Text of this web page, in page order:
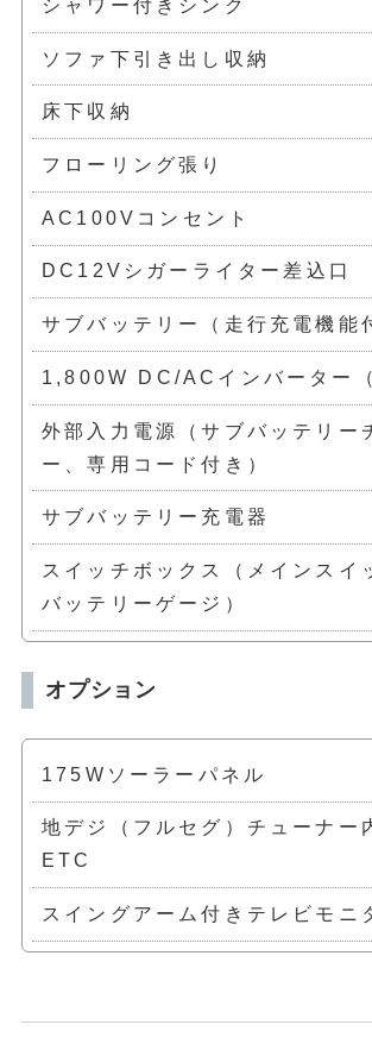
シャワー付きシンク
ソファ下引き出し収納
床下収納
フローリング張り
AC100Vコンセント
DC12Vシガーライター差込口
サブバッテリー（走行充電機能
1,800W DC/ACインバーター（
外部入力電源（サブバッテリー
ー、専用コード付き）
サブバッテリー充電器
スイッチボックス（メインスイ
バッテリーゲージ）
オプション
175Wソーラーパネル
地デジ（フルセグ）チューナー
ETC
スイングアーム付きテレビモニ